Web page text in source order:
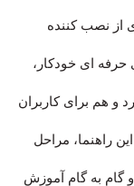
از نصب کننده
حرفه ای خودکار،
و هم برای کاربران
راهنما، مراحل
گام به گام آموزش